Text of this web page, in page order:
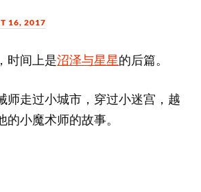
16, 2017
时间上是沼泽与星星的后篇。
师走过小城市，穿过小迷宫，越
小魔术师的故事。